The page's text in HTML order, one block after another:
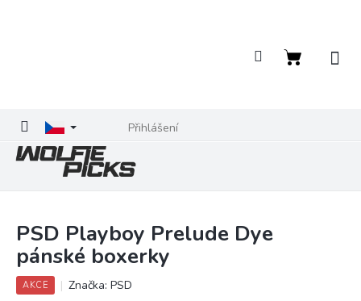
Přihlášení
Nákupní
PSD Playboy Prelude Dye
pánské boxerky
AKCE Značka: PSD